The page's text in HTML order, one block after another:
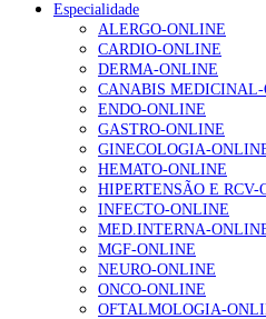
Enfermagem Forense.
gesto conta e cada
202 visualizações
Alguns milhares de
família com nova
175 visualizações
Quase quatro em cada
apresentavam níveis
86 visualizações
Especialidade
ALERGO-ONLINE
CARDIO-ONLINE
DERMA-ONLINE
CANABIS
ENDO-ONLINE
GASTRO-ONLINE
GINECOLOGIA-
HEMATO-ONLINE
HIPERTENSÃO E RCV-
INFECTO-ONLINE
MED.INTERNA-
MGF-ONLINE
NEURO-ONLINE
ONCO-ONLINE
OFTALMOLOGIA-